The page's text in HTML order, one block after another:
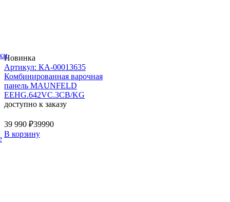
Новинка
Артикул: КА-00013635
Комбинированная варочная
панель MAUNFELD
EEHG.642VC.3CB/KG
доступно к заказу
39 990 ₽39990
В корзину